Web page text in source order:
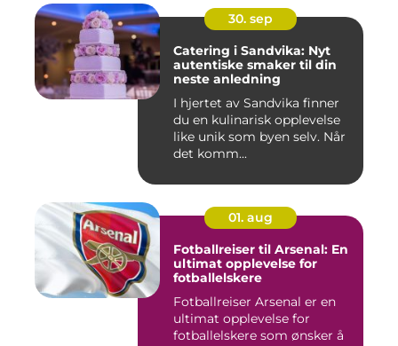
30. sep
Catering i Sandvika: Nyt
autentiske smaker til din
neste anledning
I hjertet av Sandvika finner
du en kulinarisk opplevelse
like unik som byen selv. Når
det komm...
01. aug
Fotballreiser til Arsenal: En
ultimat opplevelse for
fotballelskere
Fotballreiser Arsenal er en
ultimat opplevelse for
fotballelskere som ønsker å